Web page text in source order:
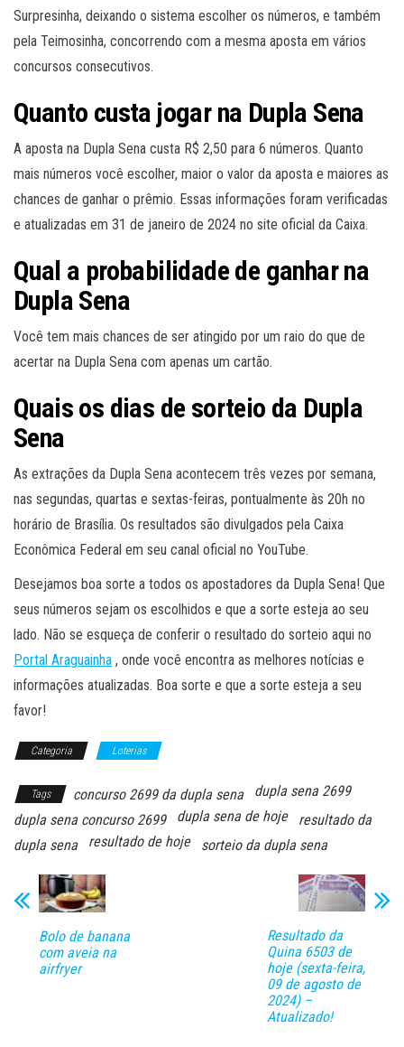
Surpresinha, deixando o sistema escolher os números, e também
pela Teimosinha, concorrendo com a mesma aposta em vários
concursos consecutivos.
Quanto custa jogar na Dupla Sena
A aposta na Dupla Sena custa R$ 2,50 para 6 números. Quanto
mais números você escolher, maior o valor da aposta e maiores as
chances de ganhar o prêmio. Essas informações foram verificadas
e atualizadas em 31 de janeiro de 2024 no site oficial da Caixa.
Qual a probabilidade de ganhar na
Dupla Sena
Você tem mais chances de ser atingido por um raio do que de
acertar na Dupla Sena com apenas um cartão.
Quais os dias de sorteio da Dupla
Sena
As extrações da Dupla Sena acontecem três vezes por semana,
nas segundas, quartas e sextas-feiras, pontualmente às 20h no
horário de Brasília. Os resultados são divulgados pela Caixa
Econômica Federal em seu canal oficial no YouTube.
Desejamos boa sorte a todos os apostadores da Dupla Sena! Que
seus números sejam os escolhidos e que a sorte esteja ao seu
lado. Não se esqueça de conferir o resultado do sorteio aqui no
Portal Araguainha , onde você encontra as melhores notícias e
informações atualizadas. Boa sorte e que a sorte esteja a seu
favor!
Categoria Loterias
Tags concurso 2699 da dupla sena
dupla sena 2699
dupla sena concurso 2699
dupla sena de hoje
resultado da
dupla sena
resultado de hoje sorteio da dupla sena
Bolo de banana
com aveia na
airfryer
Resultado da
Quina 6503 de
hoje (sexta-feira,
09 de agosto de
2024) –
Atualizado!